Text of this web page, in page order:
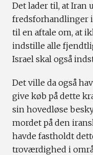
Det lader til, at Iran
fredsforhandlinger
til en aftale om, at
indstille alle
Israel skal også
Det ville da også
give køb på dette
sin hovedløse
mordet på den
havde fastholdt
troværdighed i